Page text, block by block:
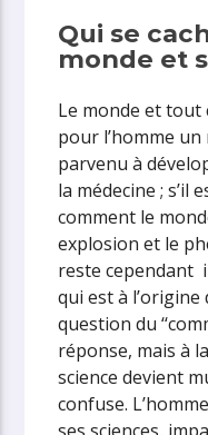
Qui se
monde et
Le monde et tout
pour l’homme un
parvenu à
la médecine ; s’il
comment le
explosion et le
reste cependant
qui est à l’origine
question du
réponse, mais à la
science devient
confuse.